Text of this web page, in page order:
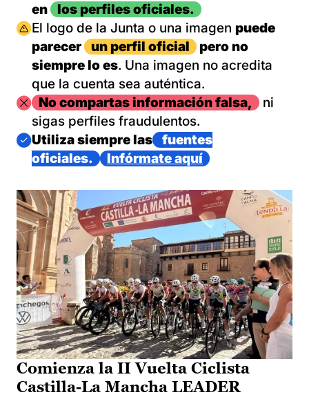
en
los perfiles oficiales.
Imagen
El logo de la Junta o una imagen puede
parecer
un perfil oficial
pero no
siempre lo es. Una imagen no acredita
que la cuenta sea auténtica.
ImagenNo compartas información falsa,
ni
sigas perfiles fraudulentos.
Imagen
Utiliza siempre las
fuentes
oficiales.
Infórmate aquí
Comienza la II Vuelta Ciclista
Castilla-La Mancha LEADER